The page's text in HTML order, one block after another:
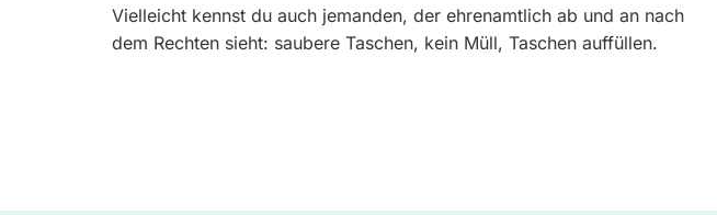
Vielleicht kennst du auch jemanden, der ehrenamtlich ab und an nach
dem Rechten sieht: saubere Taschen, kein Müll, Taschen auffüllen.